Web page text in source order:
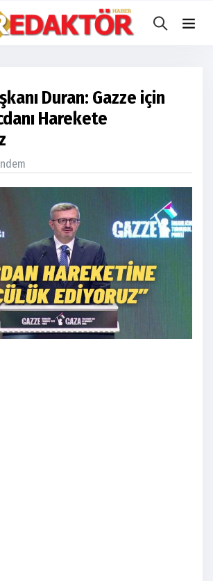
Duran: Gazze için
Harekete